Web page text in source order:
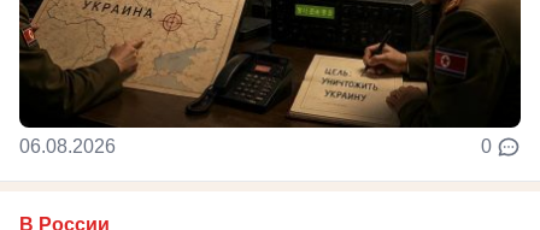
06.08.2026 0
В России